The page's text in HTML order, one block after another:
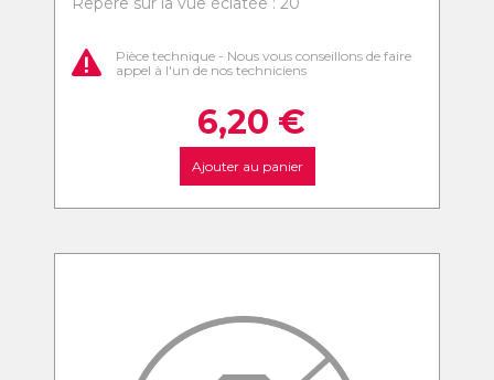
Pièce technique - Nous vous conseillons de faire
appel à l'un de nos techniciens
6,20 €
Ajouter au panier